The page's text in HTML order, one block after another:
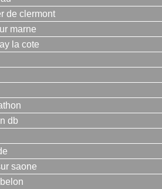
de clermont
marne
la cote
db
saone